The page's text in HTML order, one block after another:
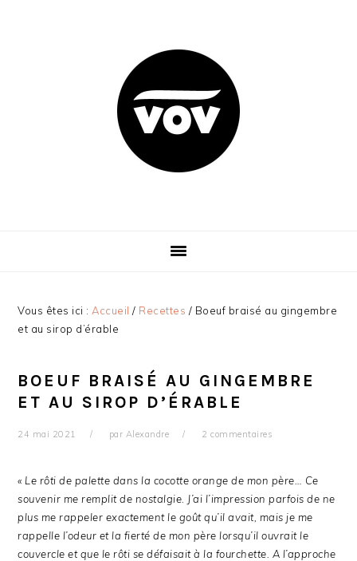
Vous êtes ici : Accueil / Recettes / Boeuf braisé au gingembre
et au sirop d’érable
BOEUF BRAISÉ AU GINGEMBRE
ET AU SIROP D’ÉRABLE
24 mai 2021 par Alexandre 2 commentaires
« Le rôti de palette dans la cocotte orange de mon père… Ce
souvenir me remplit de nostalgie. J’ai l’impression parfois de ne
plus me rappeler exactement le goût qu’il avait, mais je me
rappelle l’odeur et la fierté de mon père lorsqu’il ouvrait le
couvercle et que le rôti se défaisait à la fourchette. A l’approche